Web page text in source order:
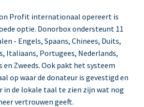
Profit internationaal opereert is
optie. Donorbox ondersteunt 11
- Engels, Spaans, Chinees, Duits,
Italiaans, Portugees, Nederlands,
en Zweeds. Ook pakt het systeem
op waar de donateur is gevestigd en
de lokale taal te zien zijn wat nog
vertrouwen geeft.